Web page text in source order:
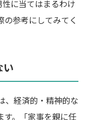
に当てはまるわけ
参考にしてみてく
い
、経済的・精神的な
す。「家事を親に任